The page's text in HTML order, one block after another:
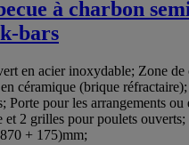
à charbon
bars
en acier inoxydable; Zone de
céramique (brique
Porte pour les arrangements
et 2 grilles pour poulets
+ 175)mm;